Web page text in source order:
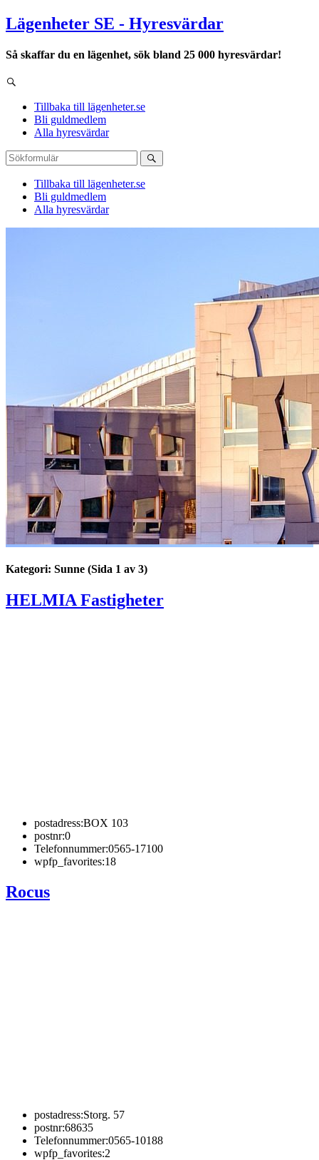
Lägenheter SE - Hyresvärdar
Så skaffar du en lägenhet, sök bland 25 000 hyresvärdar!
Tillbaka till lägenheter.se
Bli guldmedlem
Alla hyresvärdar
Tillbaka till lägenheter.se
Bli guldmedlem
Alla hyresvärdar
Kategori: Sunne (Sida 1 av 3)
HELMIA Fastigheter
postadress:BOX 103
postnr:0
Telefonnummer:0565-17100
wpfp_favorites:18
Rocus
postadress:Storg. 57
postnr:68635
Telefonnummer:0565-10188
wpfp_favorites:2